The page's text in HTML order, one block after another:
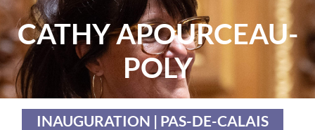
CATHY APOURCEAU-
POLY
INAUGURATION | PAS-DE-CALAIS